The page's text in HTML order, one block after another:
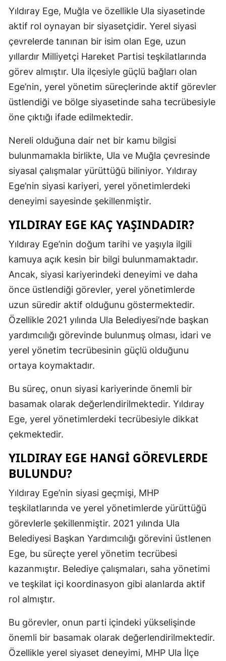
Giresun
Hakkari
Hatay
Isparta
İzmir
Kars
Kayseri
Kırklareli
Kırşehir
Konya
Kütahya
Mardin
Ordu
Samsun
Sivas
Tekirdağ
Yıldıray Ege, Muğla ve özellikle Ula siyasetinde
aktif rol oynayan bir siyasetçidir. Yerel siyasi
çevrelerde tanınan bir isim olan Ege, uzun
yıllardır Milliyetçi Hareket Partisi teşkilatlarında
görev almıştır. Ula ilçesiyle güçlü bağları olan
Ege’nin, yerel yönetim süreçlerinde aktif görevler
üstlendiği ve bölge siyasetinde saha tecrübesiyle
öne çıktığı ifade edilmektedir.
Nereli olduğuna dair net bir kamu bilgisi
bulunmamakla birlikte, Ula ve Muğla çevresinde
siyasal çalışmalar yürüttüğü biliniyor. Yıldıray
Ege’nin siyasi kariyeri, yerel yönetimlerdeki
deneyimi sayesinde şekillenmiştir.
YILDIRAY EGE KAÇ YAŞINDADIR?
Yıldıray Ege’nin doğum tarihi ve yaşıyla ilgili
kamuya açık kesin bir bilgi bulunmamaktadır.
Ancak, siyasi kariyerindeki deneyimi ve daha
önce üstlendiği görevler, yerel yönetimlerde
uzun süredir aktif olduğunu göstermektedir.
Özellikle 2021 yılında Ula Belediyesi’nde başkan
yardımcılığı görevinde bulunmuş olması, idari ve
yerel yönetim tecrübesinin güçlü olduğunu
ortaya koymaktadır.
Bu süreç, onun siyasi kariyerinde önemli bir
basamak olarak değerlendirilmektedir. Yıldıray
Ege, yerel yönetimlerdeki tecrübesiyle dikkat
çekmektedir.
YILDIRAY EGE HANGI GÖREVLERDE
BULUNDU?
Yıldıray Ege’nin siyasi geçmişi, MHP
teşkilatlarında ve yerel yönetimlerde yürüttüğü
görevlerle şekillenmiştir. 2021 yılında Ula
Belediyesi Başkan Yardımcılığı görevini üstlenen
Ege, bu süreçte yerel yönetim tecrübesi
kazanmıştır. Belediye çalışmaları, saha yönetimi
ve teşkilat içi koordinasyon gibi alanlarda aktif
rol almıştır.
Bu görevler, onun parti içindeki yükselişinde
önemli bir basamak olarak değerlendirilmektedir.
Özellikle yerel siyaset deneyimi, MHP Ula İlçe